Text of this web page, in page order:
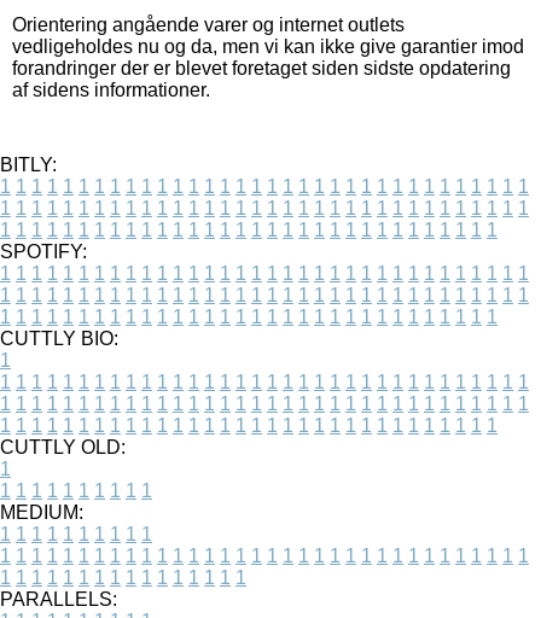
Orientering angående varer og internet outlets
vedligeholdes nu og da, men vi kan ikke give garantier imod
forandringer der er blevet foretaget siden sidste opdatering
af sidens informationer.
BITLY:
1 1 1 1 1 1 1 1 1 1 1 1 1 1 1 1 1 1 1 1 1 1 1 1 1 1 1 1 1 1 1 1 1 1
1 1 1 1 1 1 1 1 1 1 1 1 1 1 1 1 1 1 1 1 1 1 1 1 1 1 1 1 1 1 1 1 1 1
1 1 1 1 1 1 1 1 1 1 1 1 1 1 1 1 1 1 1 1 1 1 1 1 1 1 1 1 1 1 1 1
SPOTIFY:
1 1 1 1 1 1 1 1 1 1 1 1 1 1 1 1 1 1 1 1 1 1 1 1 1 1 1 1 1 1 1 1 1 1
1 1 1 1 1 1 1 1 1 1 1 1 1 1 1 1 1 1 1 1 1 1 1 1 1 1 1 1 1 1 1 1 1 1
1 1 1 1 1 1 1 1 1 1 1 1 1 1 1 1 1 1 1 1 1 1 1 1 1 1 1 1 1 1 1 1
CUTTLY BIO:
1
1 1 1 1 1 1 1 1 1 1 1 1 1 1 1 1 1 1 1 1 1 1 1 1 1 1 1 1 1 1 1 1 1 1
1 1 1 1 1 1 1 1 1 1 1 1 1 1 1 1 1 1 1 1 1 1 1 1 1 1 1 1 1 1 1 1 1 1
1 1 1 1 1 1 1 1 1 1 1 1 1 1 1 1 1 1 1 1 1 1 1 1 1 1 1 1 1 1 1 1
CUTTLY OLD:
1
1 1 1 1 1 1 1 1 1 1
MEDIUM:
1 1 1 1 1 1 1 1 1 1
1 1 1 1 1 1 1 1 1 1 1 1 1 1 1 1 1 1 1 1 1 1 1 1 1 1 1 1 1 1 1 1 1 1
1 1 1 1 1 1 1 1 1 1 1 1 1 1 1 1
PARALLELS: